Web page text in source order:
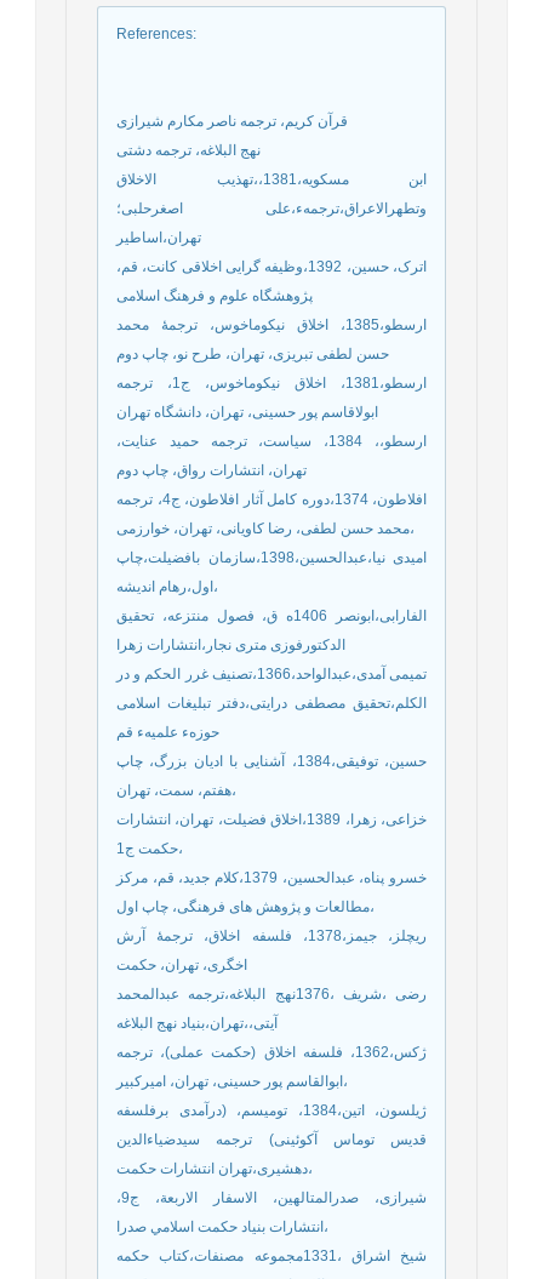
References:
قرآن کریم، ترجمه ناصر مکارم شیرازی
نهج البلاغه، ترجمه دشتی
ابن مسکویه،1381،،تهذیب الاخلاق
وتطهرالاعراق،ترجمهء،علی اصغرحلبی؛
تهران،اساطیر
اترک، حسین، 1392،وظیفه گرایی اخلاقی کانت، قم،
پژوهشگاه علوم و فرهنگ اسلامی
ارسطو،1385، اخلاق نیکوماخوس، ترجمۀ محمد
حسن لطفی تبریزی، تهران، طرح نو، چاپ دوم
ارسطو،1381، اخلاق نیکوماخوس، ج1، ترجمه
ابولاقاسم پور حسینی، تهران، دانشگاه تهران
ارسطو،، 1384، سیاست، ترجمه حمید عنایت،
تهران، انتشارات رواق، چاپ دوم
افلاطون، 1374،دوره کامل آثار افلاطون، ج4، ترجمه
محمد حسن لطفی، رضا کاویانی، تهران، خوارزمی،
امیدی نیا،عبدالحسین،1398،سازمان بافضیلت،چاپ
اول،رهام اندیشه،
الفارابی،ابونصر 1406ه ق، فصول منتزعه، تحقیق
الدکتورفوزی متری نجار،انتشارات زهرا
تمیمی آمدی،عبدالواحد،1366،تصنیف غرر الحکم و در
الکلم،تحقیق مصطفی درایتی،دفتر تبلیغات اسلامی
حوزهء علمیهء قم
حسین، توفیقی،1384، آشنایی با ادیان بزرگ، چاپ
هفتم، سمت، تهران،
خزاعی، زهرا، 1389،اخلاق فضیلت، تهران، انتشارات
حکمت ج1،
خسرو پناه، عبدالحسین، 1379،کلام جدید، قم، مرکز
مطالعات و پژوهش های فرهنگی، چاپ اول،
ریچلز، جیمز،1378، فلسفه اخلاق، ترجمۀ آرش
اخگری، تهران، حکمت
رضی ،شریف ،1376نهج البلاغه،ترجمه عبدالمحمد
آیتی،،تهران،بنیاد نهج البلاغه
ژکس،1362، فلسفه اخلاق (حکمت عملی)، ترجمه
ابوالقاسم پور حسینی، تهران، امیرکبیر،
ژیلسون، اتین،1384، تومیسم، (درآمدی برفلسفه
قدیس توماس آکوئینی) ترجمه سیدضیاءالدین
دهشیری،تهران انتشارات حکمت،
شیرازی، صدرالمتالهین، الاسفار الاربعة، ج9،
انتشارات بنياد حکمت اسلامي صدرا،
شیخ اشراق ،1331مجموعه مصنفات،کتاب حکمه